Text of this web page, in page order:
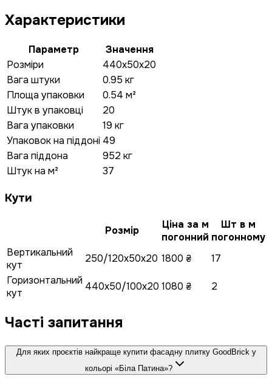
Характеристики
Параметр
Значення
Розміри
440x50x20
Вага штуки
0.95 кг
Площа упаковки
0.54 м²
Штук в упаковці
20
Вага упаковки
19 кг
Упаковок на піддоні 49
Вага піддона
952 кг
Штук на м²
37
Кути
Розмір
Ціна за м
погонний
Шт в м
погонному
Вертикальний
кут
250/120x50x20 1800 ₴
17
Горизонтальний
кут
440x50/100x20 1080 ₴ 2
Часті запитання
Для яких проєктів найкраще купити фасадну плитку GoodBrick у
кольорі «Біла Патина»?